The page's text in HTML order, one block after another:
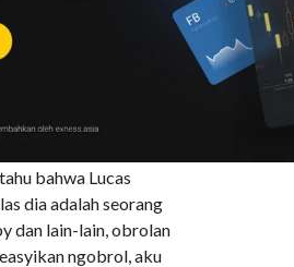
Morning, I’m
pujaanku,
di hadapanku
bahwa Lucas
dia adalah seorang
dan lain-lain, obrolan
ngobrol, aku